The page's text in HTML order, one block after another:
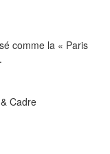
comme la « Paris